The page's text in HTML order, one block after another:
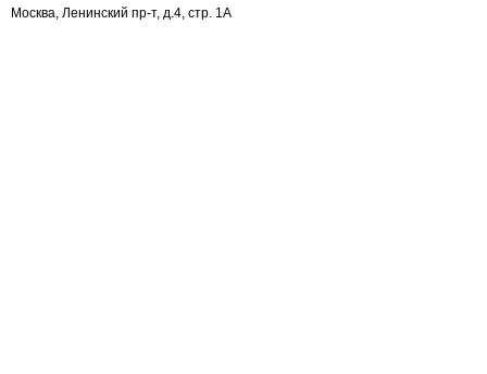
Москва, Ленинский пр-т, д.4, стр. 1А